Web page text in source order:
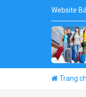
Website
Trang